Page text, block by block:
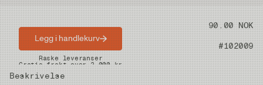
Pris 90.00 NOK
Artikkelnummer #102009
Beskrivelse
Legg i handlekurv
Raske leveranser
Gratis frakt over 2.000 kr